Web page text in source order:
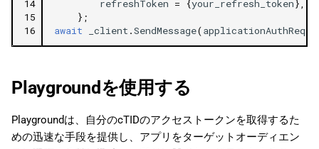
14
15
16
refreshToken = {your_refresh_token},
};
await
_client .SendMessage(applicationAuthReq
Playgroundを使用する
Playgroundは、自分のcTIDのアクセストークンを取得するた
めの迅速な手段を提供し、アプリをターゲットオーディエン